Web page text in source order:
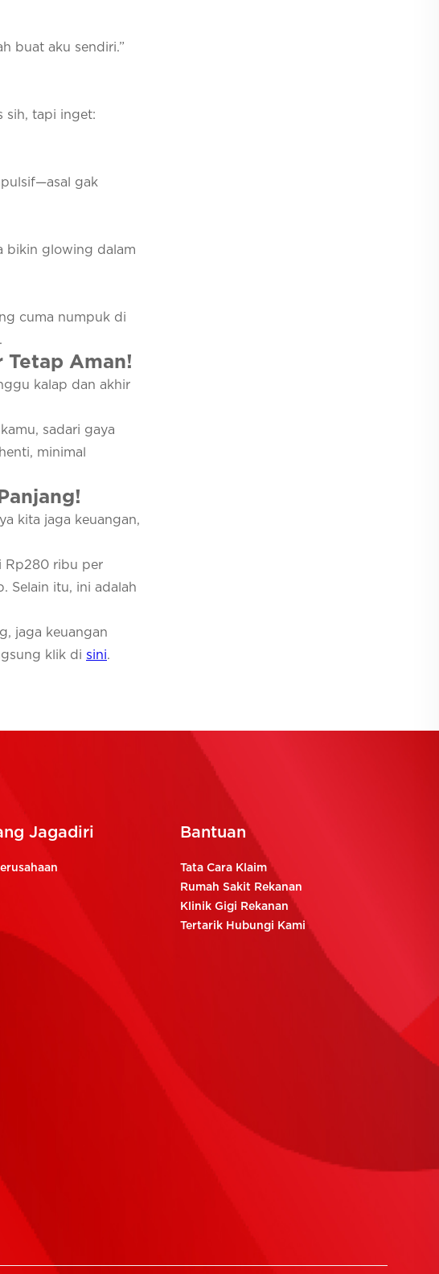
buat aku sendiri.”
sih, tapi inget:
gak
bikin glowing dalam
cuma numpuk di
Tetap Aman!
kalap dan akhir
sadari gaya
minimal
kita jaga keuangan,
Rp280 ribu per
Selain itu, ini adalah
jaga keuangan
klik di sini.
Jagadiri Bantuan
Tata Cara Klaim
Rumah Sakit Rekanan
Klinik Gigi Rekanan
Tertarik Hubungi Kami